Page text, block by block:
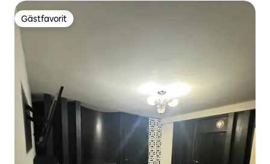
Gästfavorit
Gästfavorit